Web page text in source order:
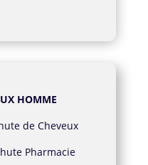
HOMME
de Cheveux
Pharmacie